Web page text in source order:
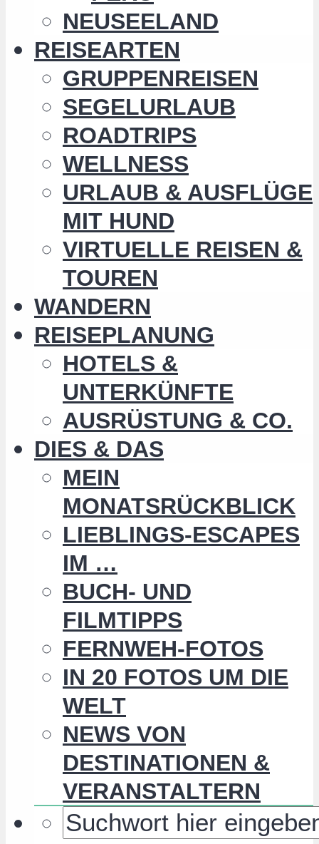
NEUSEELAND
REISEARTEN
GRUPPENREISEN
SEGELURLAUB
ROADTRIPS
WELLNESS
URLAUB & AUSFLÜGE
MIT HUND
VIRTUELLE REISEN &
TOUREN
WANDERN
REISEPLANUNG
HOTELS &
UNTERKÜNFTE
AUSRÜSTUNG & CO.
DIES & DAS
MEIN
MONATSRÜCKBLICK
LIEBLINGS-ESCAPES
IM …
BUCH- UND
FILMTIPPS
FERNWEH-FOTOS
IN 20 FOTOS UM DIE
WELT
NEWS VON
DESTINATIONEN &
VERANSTALTERN